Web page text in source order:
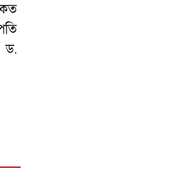
ড.